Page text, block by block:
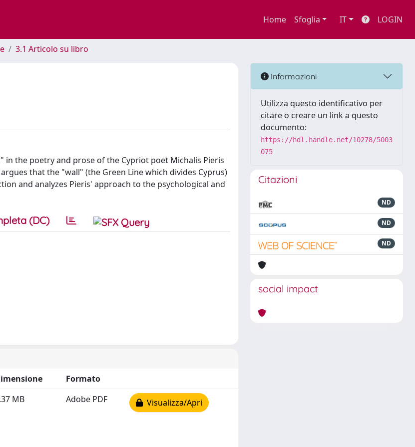
Home Sfoglia IT LOGIN
3.1 Articolo su libro
the poetry and prose of the Cypriot poet Michalis Pieris
that the "wall" (the Green Line which divides Cyprus)
and analyzes Pieris' approach to the psychological and
(DC)
Formato
MB Adobe PDF Visualizza/Apri
Informazioni
Utilizza questo identificativo per
citare o creare un link a questo
documento:
https://hdl.handle.net/10278/5003
075
Citazioni
ND
ND
ND
social impact